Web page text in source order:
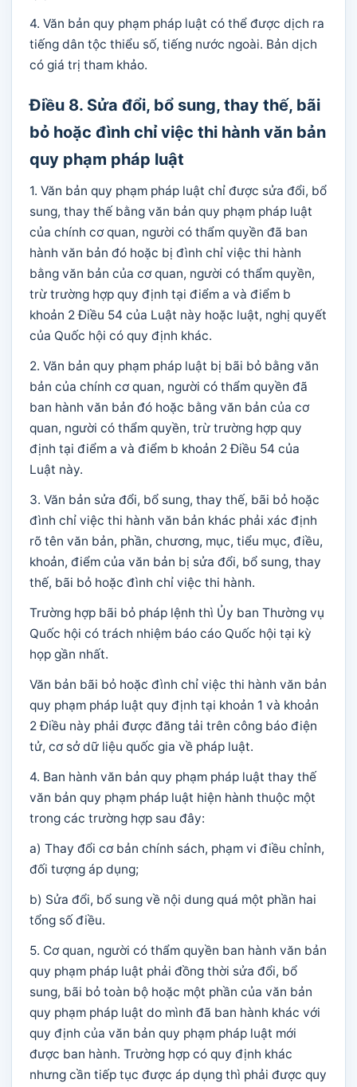
4. Văn bản quy phạm pháp luật có thể được dịch ra
tiếng dân tộc thiểu số, tiếng nước ngoài. Bản dịch
có giá trị tham khảo.
Điều 8. Sửa đổi, bổ sung, thay thế, bãi
bỏ hoặc đình chỉ việc thi hành văn bản
quy phạm pháp luật
1. Văn bản quy phạm pháp luật chỉ được sửa đổi, bổ
sung, thay thế bằng văn bản quy phạm pháp luật
của chính cơ quan, người có thẩm quyền đã ban
hành văn bản đó hoặc bị đình chỉ việc thi hành
bằng văn bản của cơ quan, người có thẩm quyền,
trừ trường hợp quy định tại điểm a và điểm b
khoản 2 Điều 54 của Luật này hoặc luật, nghị quyết
của Quốc hội có quy định khác.
2. Văn bản quy phạm pháp luật bị bãi bỏ bằng văn
bản của chính cơ quan, người có thẩm quyền đã
ban hành văn bản đó hoặc bằng văn bản của cơ
quan, người có thẩm quyền, trừ trường hợp quy
định tại điểm a và điểm b khoản 2 Điều 54 của
Luật này.
3. Văn bản sửa đổi, bổ sung, thay thế, bãi bỏ hoặc
đình chỉ việc thi hành văn bản khác phải xác định
rõ tên văn bản, phần, chương, mục, tiểu mục, điều,
khoản, điểm của văn bản bị sửa đổi, bổ sung, thay
thế, bãi bỏ hoặc đình chỉ việc thi hành.
Trường hợp bãi bỏ pháp lệnh thì Ủy ban Thường vụ
Quốc hội có trách nhiệm báo cáo Quốc hội tại kỳ
họp gần nhất.
Văn bản bãi bỏ hoặc đình chỉ việc thi hành văn bản
quy phạm pháp luật quy định tại khoản 1 và khoản
2 Điều này phải được đăng tải trên công báo điện
tử, cơ sở dữ liệu quốc gia về pháp luật.
4. Ban hành văn bản quy phạm pháp luật thay thế
văn bản quy phạm pháp luật hiện hành thuộc một
trong các trường hợp sau đây:
a) Thay đổi cơ bản chính sách, phạm vi điều chỉnh,
đối tượng áp dụng;
b) Sửa đổi, bổ sung về nội dung quá một phần hai
tổng số điều.
5. Cơ quan, người có thẩm quyền ban hành văn bản
quy phạm pháp luật phải đồng thời sửa đổi, bổ
sung, bãi bỏ toàn bộ hoặc một phần của văn bản
quy phạm pháp luật do mình đã ban hành khác với
quy định của văn bản quy phạm pháp luật mới
được ban hành. Trường hợp có quy định khác
nhưng cần tiếp tục được áp dụng thì phải được quy